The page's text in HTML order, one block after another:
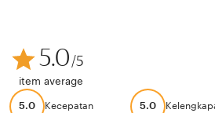
5.0/5
item average
5.0 Kecepatan 5.0